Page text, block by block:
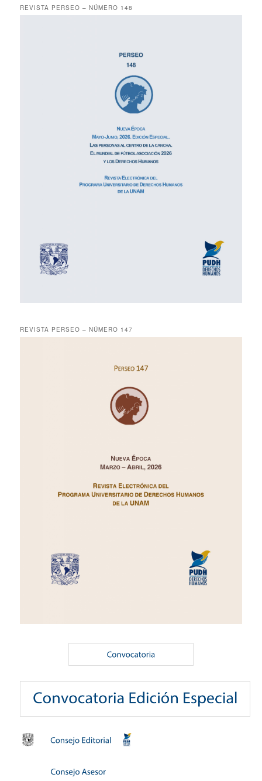
REVISTA PERSEO – NÚMERO 148
REVISTA PERSEO – NÚMERO 147